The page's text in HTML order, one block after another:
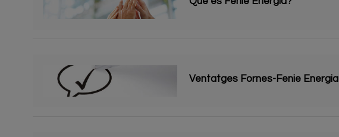
Ventatges Fornes-Fenie Energia